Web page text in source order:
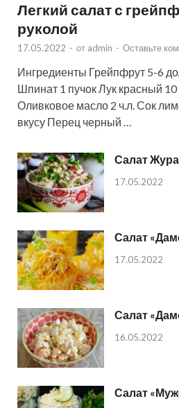
Легкий салат с
руколой
17.05.2022 - от admin - Оставьте
Ингредиенты Грейпфрут 5-6
Шпинат 1 пучок Лук красный
Оливковое масло 2 ч.л. Сок
вкусу Перец черный …
Салат
17.05.2022
Салат
17.05.2022
Салат
16.05.2022
Салат